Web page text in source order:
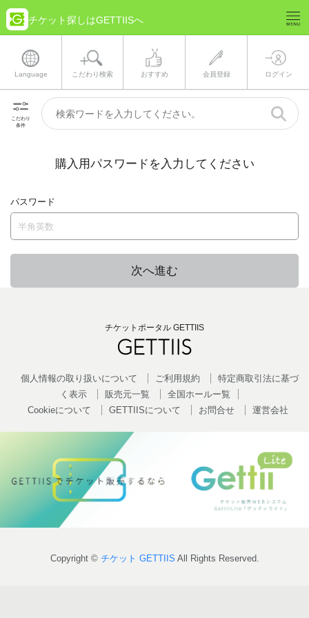
チケット探しはGETTIISへ
Language こだわり検索 おすすめ 会員登録 ログイン
こだわり
条件
購入用パスワードを入力してください
パスワード
次へ進む
チケットポータル GETTIIS
個人情報の取り扱いについて ご利用規約
特定商取引法に基づ
く表示
販売元一覧
全国ホールー覧
Cookieについて
GETTIISについて お問合せ 運営会社
Copyright © チケット GETTIIS All Rights Reserved.